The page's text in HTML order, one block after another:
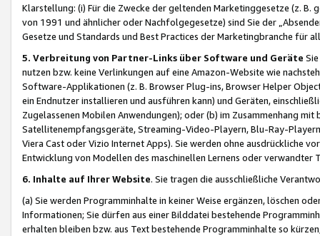
Klarstellung: (i) Für die Zwecke der geltenden Marketinggesetze (z. B.
von 1991 und ähnlicher oder Nachfolgegesetze) sind Sie der
Gesetze und Standards und Best Practices der Marketingbranche für
5. Verbreitung von Partner-Links über Software und Geräte
nutzen bzw. keine Verlinkungen auf eine Amazon-Website wie
Software-Applikationen (z. B. Browser Plug-ins, Browser Helper
ein Endnutzer installieren und ausführen kann) und Geräten,
Zugelassenen Mobilen Anwendungen); oder (b) im Zusammenhang
Satellitenempfangsgeräte, Streaming-Video-Playern, Blu-Ray-
Viera Cast oder Vizio Internet Apps). Sie werden ohne ausdrückliche
Entwicklung von Modellen des maschinellen Lernens oder
6. Inhalte auf Ihrer Website. Sie tragen die ausschließliche
(a) Sie werden Programminhalte in keiner Weise ergänzen, löschen
Informationen; Sie dürfen aus einer Bilddatei bestehende
erhalten bleiben bzw. aus Text bestehende Programminhalte so